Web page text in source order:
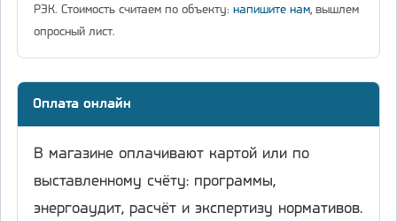
РЭК. Стоимость считаем по объекту: напишите нам, вышлем
опросный лист.
Оплата онлайн
В магазине оплачивают картой или по
выставленному счёту: программы,
энергоаудит, расчёт и экспертизу нормативов.